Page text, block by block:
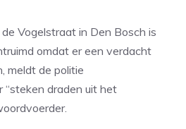
Vogelstraat in Den Bosch is
omdat er een verdacht
meldt de politie
“steken draden uit het